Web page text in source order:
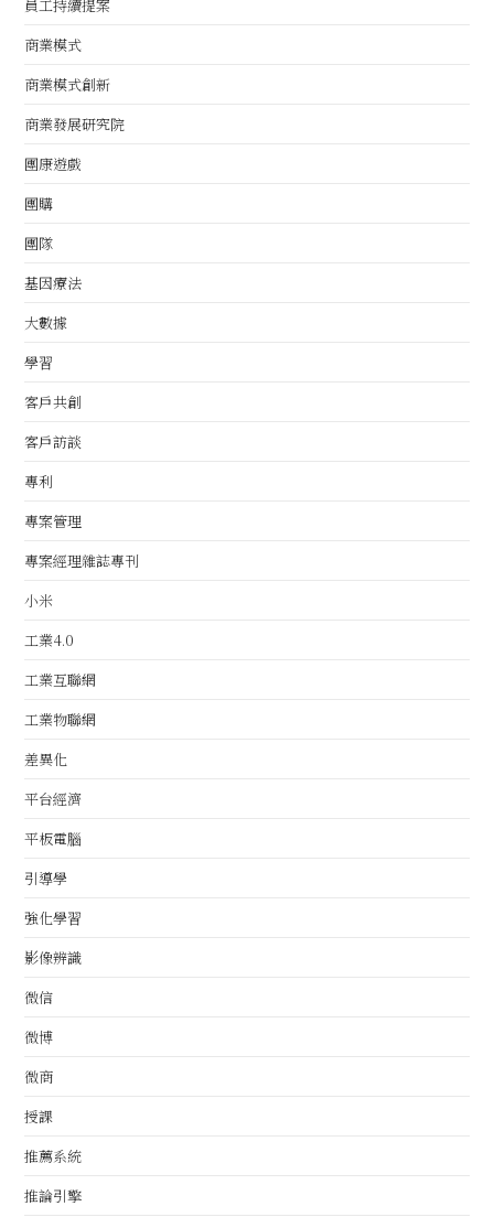
員工持續提案
商業模式
商業模式創新
商業發展研究院
團康遊戲
團購
團隊
基因療法
大數據
學習
客戶共創
客戶訪談
專利
專案管理
專案經理雜誌專刊
小米
工業4.0
工業互聯網
工業物聯網
差異化
平台經濟
平板電腦
引導學
強化學習
影像辨識
微信
微博
微商
授課
推薦系統
推論引擎